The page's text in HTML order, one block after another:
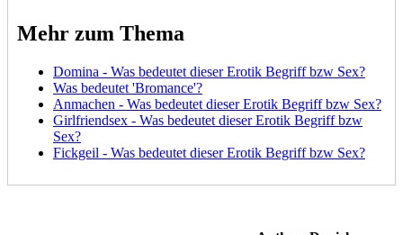
Mehr zum Thema
Domina - Was bedeutet dieser Erotik Begriff bzw Sex?
Was bedeutet 'Bromance'?
Anmachen - Was bedeutet dieser Erotik Begriff bzw Sex?
Girlfriendsex - Was bedeutet dieser Erotik Begriff bzw
Sex?
Fickgeil - Was bedeutet dieser Erotik Begriff bzw Sex?